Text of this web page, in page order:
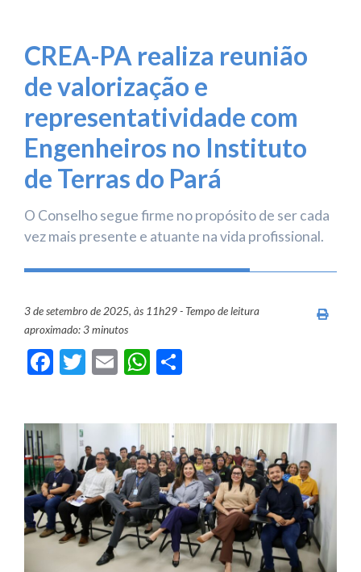
CREA-PA realiza reunião
de valorização e
representatividade com
Engenheiros no Instituto
de Terras do Pará
O Conselho segue firme no propósito de ser cada
vez mais presente e atuante na vida profissional.
3 de setembro de 2025, às 11h29 - Tempo de leitura
aproximado: 3 minutos
Facebook
Twitter
EmailWhatsApp